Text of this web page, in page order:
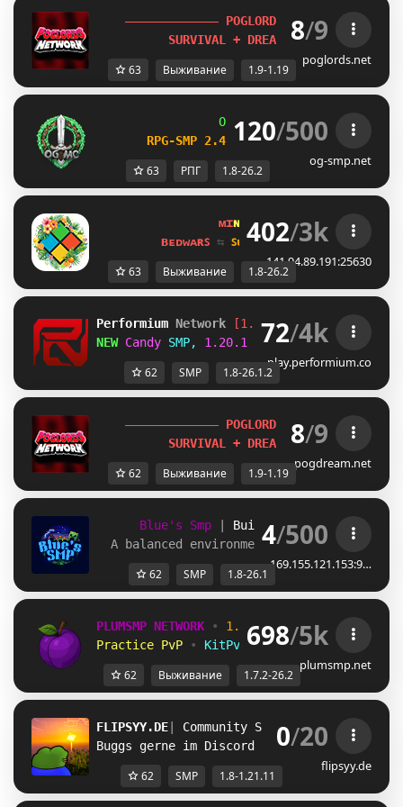
POGL ORD NE T [ 1.9-1.19
SURVIVAL + DREA MP + N
8/9
poglords.net
63 Выживание 1.9-1.19
OG -Network | 1.8 - 26.2
RPG-SMP 2.4
─ NEW DAILY QUESTS
120/500
og-smp.net
63 РПГ 1.8-26.2
ᴍɪɴᴇ ʟᴀ ɴᴅ ɴᴇᴛᴡᴏʀᴋ ☀
ʙᴇᴅᴡᴀʀꜱ ⇆ ꜱᴜʀᴠɪᴠᴀʟ ꜱᴍᴘ ⇆ ꜱᴋʏʙʟᴏᴄᴋ
402/3k
141.94.89.191:25630
63 Выживание 1.8-26.2
Performium Network [1.8-26.1.2]
NEW
NEW Candy SMP, 1.20.1 Play Now!
72/4k
play.performium.co
62 SMP 1.8-26.1.2
POGL ORD NE T [ 1.9-1.19
SURVIVAL + DREA MP + N
8/9
pogdream.net
62 Выживание 1.9-1.19
Blue's Smp Build-Claims
1.8 -
A balanced environment for multiplayer
4/500
169.155.121.153:9…
62 SMP 1.8-26.1
PLUMSMP NETWORK • 1.7.2 ➜ 26.2
Practice PvP
• KitPvP • Lifesteal
698/5k
plumsmp.net
62 Выживание 1.7.2-26.2
FLIPSYY.DE Community SMP | 1.8 - 1.21.11
Buggs gerne im Discord Reporten!
0/20
flipsyy.de
62 SMP 1.8-1.21.11